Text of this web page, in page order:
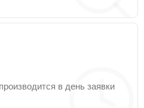
в день заявки